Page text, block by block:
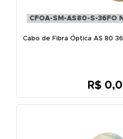
CFOA-SM-AS80-S-36FO
Cabo de Fibra Óptica AS 80 36
R$